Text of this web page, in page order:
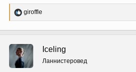
Р
е
ц
и
и
:
giroffle
Iceling
Ланнистеровед